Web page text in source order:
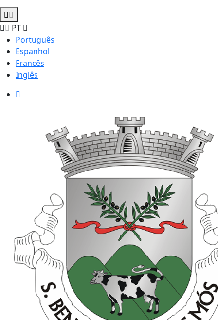
PT
Português
Espanhol
Francês
Inglês